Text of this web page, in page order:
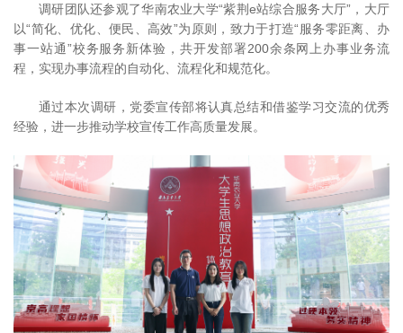
调研团队还参观了华南农业大学“紫荆e站综合服务大厅”，大厅
以“简化、优化、便民、高效”为原则，致力于打造“服务零距离、办
事一站通”校务服务新体验，共开发部署200余条网上办事业务流
程，实现办事流程的自动化、流程化和规范化。
通过本次调研，党委宣传部将认真总结和借鉴学习交流的优秀
经验，进一步推动学校宣传工作高质量发展。